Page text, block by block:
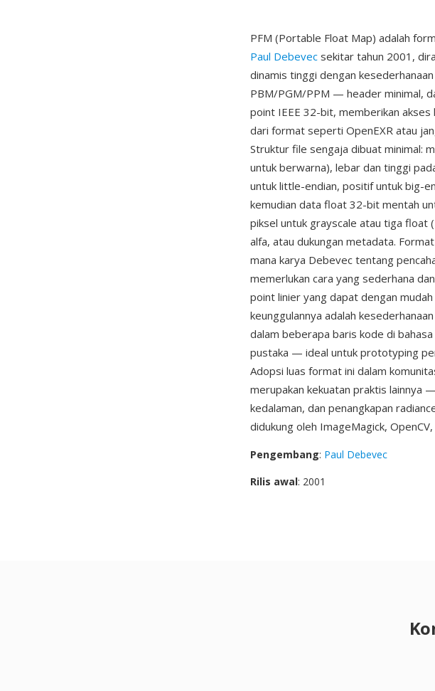
PFM (Portable Float Map) adalah
Paul Debevec sekitar tahun 2001,
dinamis tinggi dengan
PBM/PGM/PPM — header minimal,
point IEEE 32-bit, memberikan
dari format seperti OpenEXR atau
Struktur file sengaja dibuat minimal:
untuk berwarna), lebar dan tinggi
untuk little-endian, positif untuk big-
kemudian data float 32-bit mentah
piksel untuk grayscale atau tiga float
alfa, atau dukungan metadata.
mana karya Debevec tentang
memerlukan cara yang sederhana
point linier yang dapat dengan
keunggulannya adalah
dalam beberapa baris kode di
pustaka — ideal untuk prototyping
Adopsi luas format ini dalam
merupakan kekuatan praktis lainnya
kedalaman, dan penangkapan
didukung oleh ImageMagick,
Pengembang: Paul Debevec
Rilis awal: 2001